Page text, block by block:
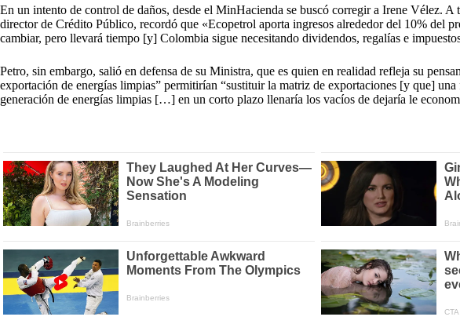
En un intento de control de daños, desde el MinHacienda se buscó corregir a Irene Vélez. A
director de Crédito Público, recordó que «Ecopetrol aporta ingresos alrededor del 10% del
cambiar, pero llevará tiempo [y] Colombia sigue necesitando dividendos, regalías e
Petro, sin embargo, salió en defensa de su Ministra, que es quien en realidad refleja su
exportación de energías limpias” permitirían “sustituir la matriz de exportaciones [y que]
generación de energías limpias […] en un corto plazo llenaría los vacíos de dejaría le